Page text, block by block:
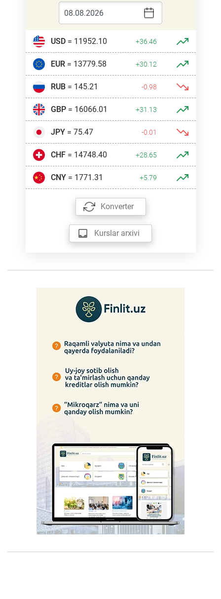
USD= 11952.10 +36.46
EUR= 13779.58 +30.12
RUB= 145.21 -0.98
GBP= 16066.01 +31.13
JPY= 75.47 -0.01
CHF= 14748.40 +28.65
CNY= 1771.31 +5.79
Konverter
Kurslar arxivi